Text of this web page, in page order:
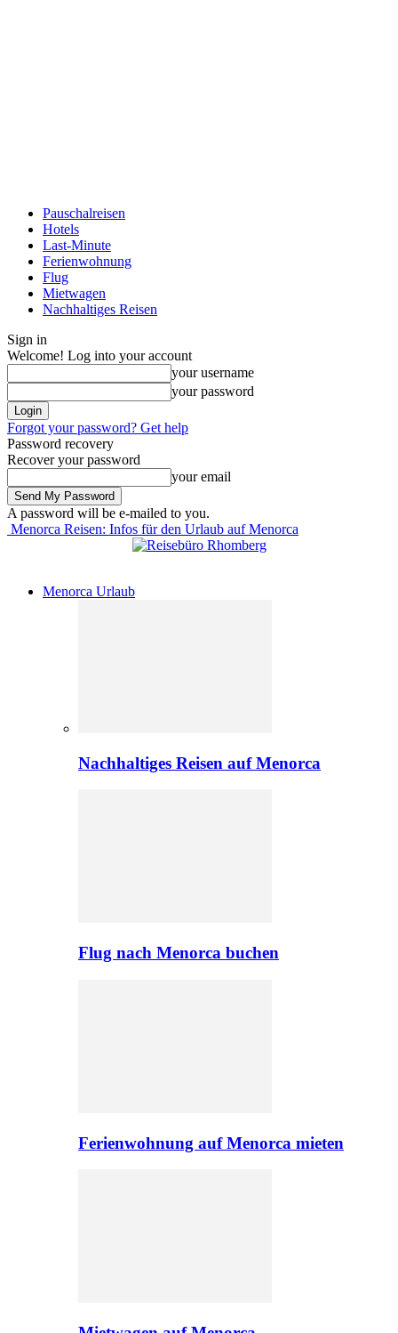
Pauschalreisen
Hotels
Last-Minute
Ferienwohnung
Flug
Mietwagen
Nachhaltiges Reisen
Sign in
Welcome! Log into your account
your username
your password
Forgot your password? Get help
Password recovery
Recover your password
your email
A password will be e-mailed to you.
Menorca Reisen: Infos für den Urlaub auf Menorca
Menorca Urlaub
Nachhaltiges Reisen auf Menorca
Flug nach Menorca buchen
Ferienwohnung auf Menorca mieten